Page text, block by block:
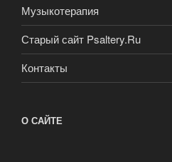
Музыкотерапия
Старый сайт Psaltery.Ru
Контакты
О САЙТЕ